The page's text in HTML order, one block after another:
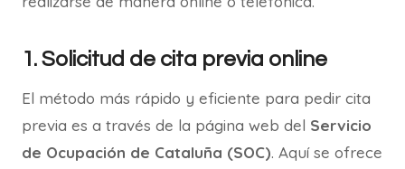
1. Solicitud de cita previa online
El método más rápido y eficiente para pedir cita
previa es a través de la página web del Servicio
de Ocupación de Cataluña (SOC). Aquí se ofrece